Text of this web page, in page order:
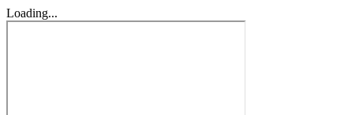
Loading...